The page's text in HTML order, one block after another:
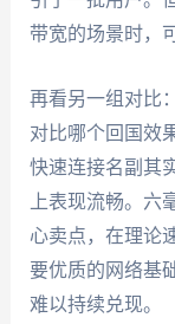
带宽的场景时，
再看另一组对比
对比哪个回国效
快速连接名副其
上表现流畅。六
心卖点，在理论
要优质的网络基
难以持续兑现。